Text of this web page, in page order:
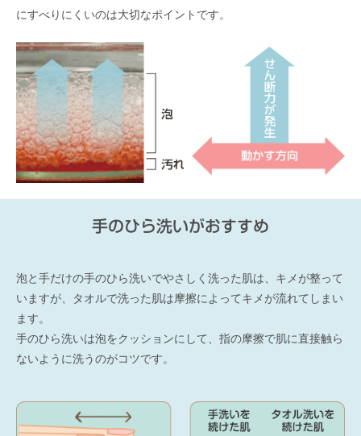
にすべりにくいのは大切なポイントです。
手のひら洗いがおすすめ
泡と手だけの手のひら洗いでやさしく洗った肌は、キメが整って
いますが、タオルで洗った肌は摩擦によってキメが流れてしまい
ます。
手のひら洗いは泡をクッションにして、指の摩擦で肌に直接触ら
ないように洗うのがコツです。